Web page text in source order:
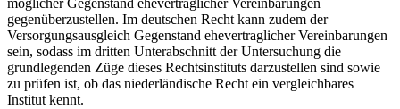
möglicher Gegenstand ehevertraglicher Vereinbarungen
gegenüberzustellen. Im deutschen Recht kann zudem der
Versorgungsausgleich Gegenstand ehevertraglicher Vereinbarungen
sein, sodass im dritten Unterabschnitt der Untersuchung die
grundlegenden Züge dieses Rechtsinstituts darzustellen sind sowie
zu prüfen ist, ob das niederländische Recht ein vergleichbares
Institut kennt.